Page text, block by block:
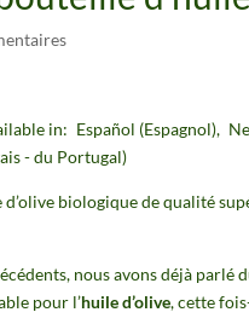
in: Español (Espagnol)
- du Portugal)
d’olive biologique de qualité
nous avons déjà parlé
pour l’huile d’olive, cette